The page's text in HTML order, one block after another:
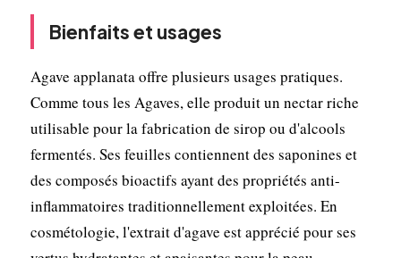
Bienfaits et usages
Agave applanata offre plusieurs usages pratiques.
Comme tous les Agaves, elle produit un nectar riche
utilisable pour la fabrication de sirop ou d'alcools
fermentés. Ses feuilles contiennent des saponines et
des composés bioactifs ayant des propriétés anti-
inflammatoires traditionnellement exploitées. En
cosmétologie, l'extrait d'agave est apprécié pour ses